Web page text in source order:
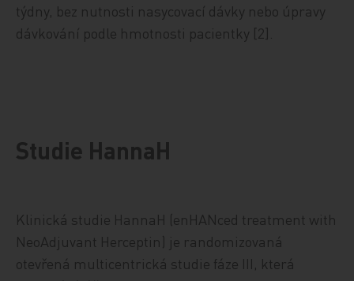
týdny, bez nutnosti nasycovací dávky nebo úpravy
dávkování podle hmotnosti pacientky [2].
Studie HannaH
Klinická studie HannaH (enHANced treatment with
NeoAdjuvant Herceptin) je randomizovaná
otevřená multicentrická studie fáze III, která